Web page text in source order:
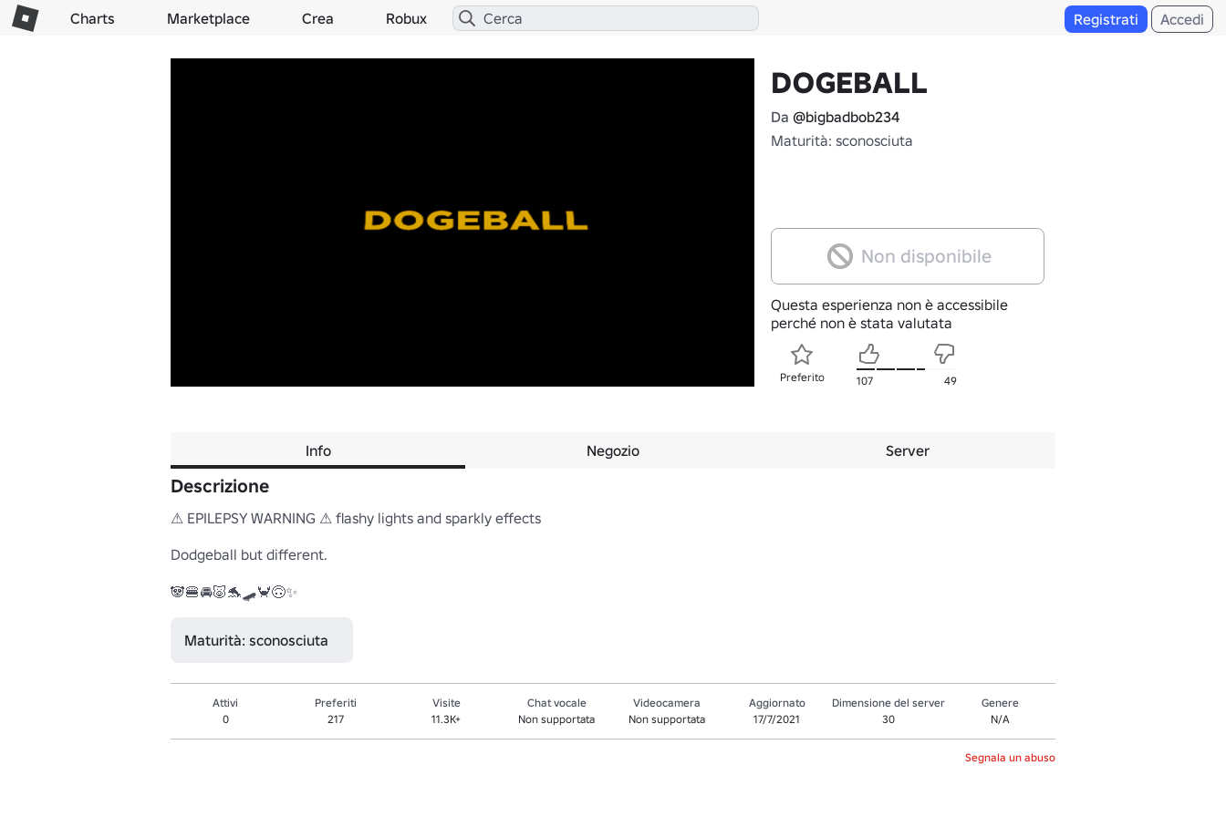
Charts Marketplace Crea Robux Registrati Accedi
DOGEBALL
Da @bigbadbob234
Maturità: sconosciuta
Non disponibile
Questa esperienza non è accessibile
perché non è stata valutata
Preferito 107 49
Info Negozio Server
Descrizione
⚠ EPILEPSY WARNING ⚠ flashy lights and sparkly effects
Dodgeball but different.
Maturità: sconosciuta
Attivi
0
Preferiti
217
Visite
11.3K+
Chat vocale
Non supportata
Videocamera
Non supportata
Aggiornato
17/7/2021
Dimensione del server
30
Genere
N/A
Segnala un abuso